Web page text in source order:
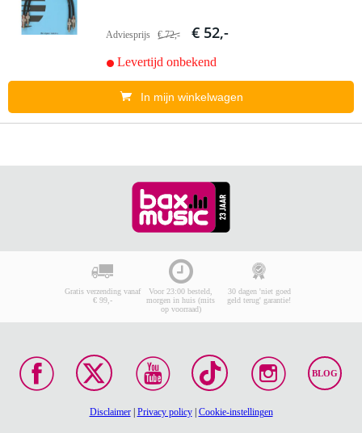
Adviesprijs € 72,- € 52,-
Levertijd onbekend
In mijn winkelwagen
Gratis verzending vanaf
€ 99,-
Voor 23:00 besteld,
morgen in huis (mits
op voorraad)
30 dagen 'niet goed
geld terug' garantie!
BLOG
Disclaimer| Privacy policy| Cookie-instellingen